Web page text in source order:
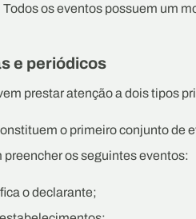
os eventos possuem um
e periódicos
prestar atenção a dois tipos
o primeiro conjunto de
preencher os seguintes eventos:
o declarante;